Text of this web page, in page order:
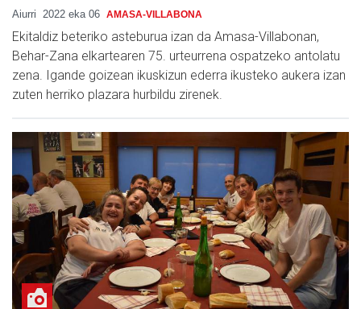
Aiurri 2022 eka 06 AMASA-VILLABONA
Ekitaldiz beteriko asteburua izan da Amasa-Villabonan,
Behar-Zana elkartearen 75. urteurrena ospatzeko antolatu
zena. Igande goizean ikuskizun ederra ikusteko aukera izan
zuten herriko plazara hurbildu zirenek.